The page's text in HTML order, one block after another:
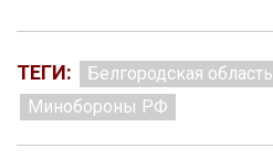
ТЕГИ: Белгородская область
Минобороны РФ